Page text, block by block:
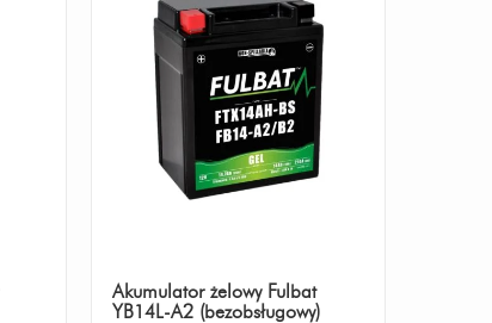
Akumulator żelowy Fulbat
YB14L-A2 (bezobsługowy)